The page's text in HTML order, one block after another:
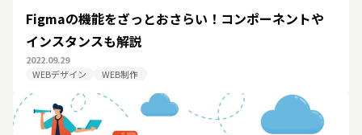
Figmaの機能をざっとおさらい！コンポーネントや
インスタンスも解説
2022.09.29
WEBデザイン
WEB制作